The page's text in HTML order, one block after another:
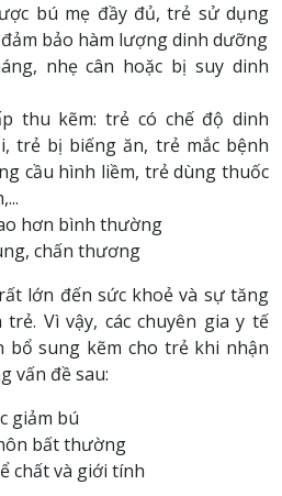
bú mẹ đầy đủ, trẻ sử dụng
bảo hàm lượng dinh dưỡng
nhẹ cân hoặc bị suy dinh
thu kẽm: trẻ có chế độ dinh
trẻ bị biếng ăn, trẻ mắc bệnh
cầu hình liềm, trẻ dùng thuốc
hơn bình thường
chấn thương
lớn đến sức khoẻ và sự tăng
Vì vậy, các chuyên gia y tế
bổ sung kẽm cho trẻ khi nhận
vấn đề sau:
giảm bú
bất thường
chất và giới tính